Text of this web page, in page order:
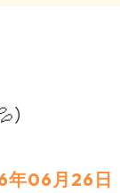
年06月26日